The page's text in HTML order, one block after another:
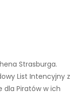
Strasburga.
List Intencyjny z
dla Piratów w ich